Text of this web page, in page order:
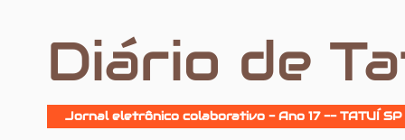
Diário de
Jornal eletrônico colaborativo - Ano 17 -- TATUÍ SP